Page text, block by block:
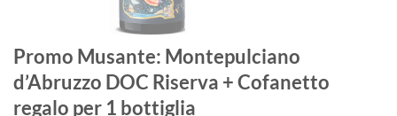
Promo Musante: Montepulciano
d’Abruzzo DOC Riserva + Cofanetto
regalo per 1 bottiglia